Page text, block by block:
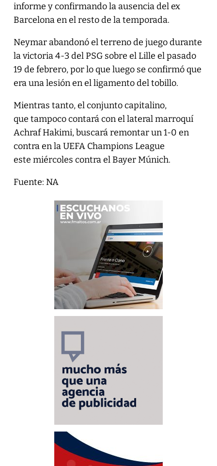
informe y confirmando la ausencia del ex
Barcelona en el resto de la temporada.
Neymar abandonó el terreno de juego durante
la victoria 4-3 del PSG sobre el Lille el pasado
19 de febrero, por lo que luego se confirmó que
era una lesión en el ligamento del tobillo.
Mientras tanto, el conjunto capitalino,
que tampoco contará con el lateral marroquí
Achraf Hakimi, buscará remontar un 1-0 en
contra en la UEFA Champions League
este miércoles contra el Bayer Múnich.
Fuente: NA